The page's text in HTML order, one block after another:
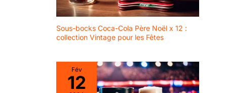
Sous-bocks Coca-Cola Père Noël x 12 :
collection Vintage pour les Fêtes
Fév
12